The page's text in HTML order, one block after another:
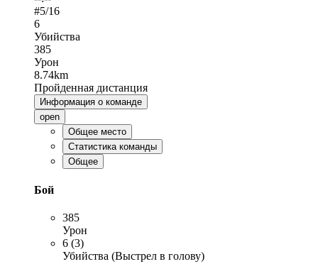
#5/16
6
Убийства
385
Урон
8.74km
Пройденная дистанция
Информация о команде
open
Общее место
Статистика команды
Общее
Бой
385
Урон
6 (3)
Убийства (Выстрел в голову)